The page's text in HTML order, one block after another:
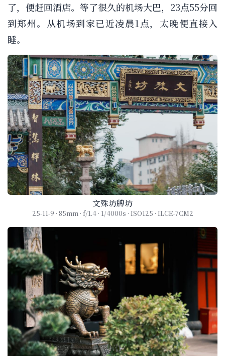
了，便赶回酒店。等了很久的机场大巴，23点55分回
到郑州。从机场到家已近凌晨1点，太晚便直接入
睡。
文殊坊牌坊
25-11-9 · 85mm · f/1.4 · 1/4000s · ISO125 · ILCE-7CM2